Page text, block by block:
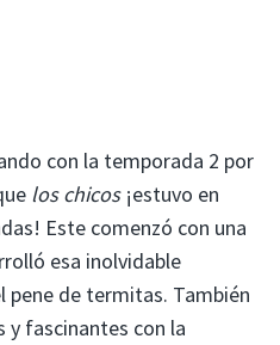
con la temporada 2 por
los chicos¡estuvo en
Este comenzó con una
esa inolvidable
pene de termitas. También
y fascinantes con la